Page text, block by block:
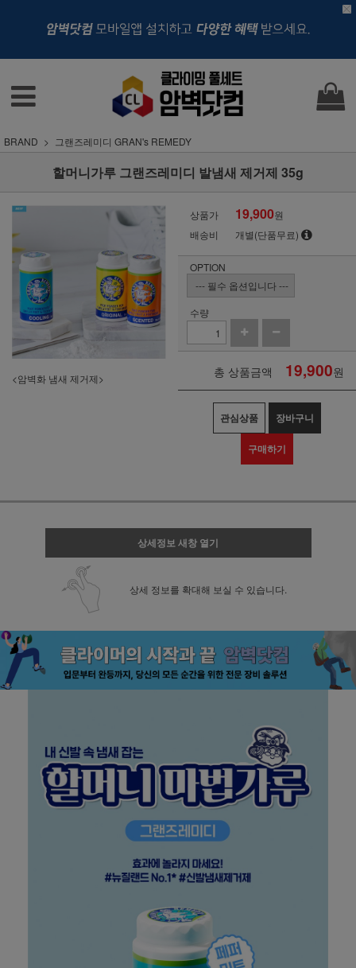
BRAND 그랜즈레미디 GRAN's REMEDY
할머니가루 그랜즈레미디 발냄새 제거제 35g
<암벽화 냄새 제거제>
상품가 19,900원
배송비
개별(단품무료)
OPTION
수량
총 상품금액 19,900원
관심상품 장바구니
구매하기
상세정보 새창 열기
상세 정보를 확대해 보실 수 있습니다.